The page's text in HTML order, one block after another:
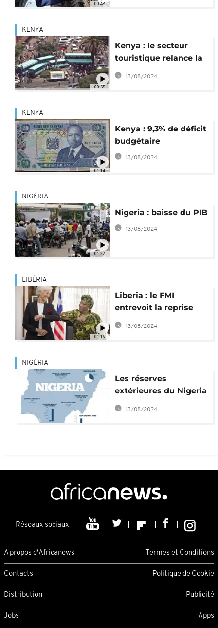
00:48
00:55
KENYA
Kenya : le secteur
touristique relance la
croissance
13/08/2024
01:14
KENYA
Kenya : 9,3% de déficit
budgétaire
13/08/2024
01:22
NIGÉRIA
Nigeria : baisse du PIB
13/08/2024
01:16
LIBÉRIA
Liberia : le FMI
entrevoit la reprise
économique
13/08/2024
NIGÉRIA
Les réserves
extérieures du Nigeria
ont perdu 112 millions
de dollars en 5 jours
13/08/2024
Réseaux sociaux
A propos d'Africanews Termes et Conditions
Contacts Politique de Cookie
Distribution Publicité
Jobs Apps